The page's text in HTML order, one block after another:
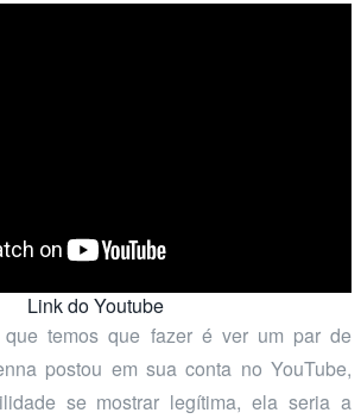
Link do Youtube
temos que fazer é ver um par de
postou em sua conta no YouTube,
se mostrar legítima, ela seria a